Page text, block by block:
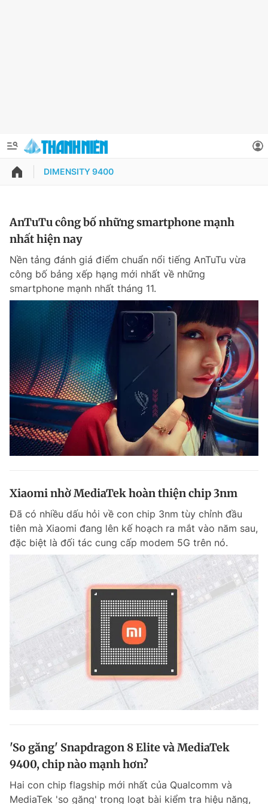
QUẢNG CÁO
Chuyên mục khác
Chào ngày mới Tin 24h
Tin thị trường Tin 360
Video Magazine
Sản phẩm khác
Tiện ích Bạn cần biết
Thông tin tòa soạn Liên hệ quảng cáo
Đọc Thanh Niên trên điện thoại
Theo dõi báo trên
Hotline
0906 645 777
Liên hệ quảng cáo
Tổng biên tập: Nguyễn Ngọc Toàn
Phó tổng biên tập thường trực: Hải Thành
Phó tổng biên tập: Lâm Hiếu Dũng
Phó tổng biên tập: Trần Việt Hưng
Tổng thư ký tòa soạn: Đức Trung
Thông tin tài khoản
Đổi mật khẩu
Tin đã lưu
Tin đã xem
Đăng xuất
DIMENSITY 9400
AnTuTu công bố những smartphone mạnh
nhất hiện nay
Nền tảng đánh giá điểm chuẩn nổi tiếng AnTuTu vừa
công bố bảng xếp hạng mới nhất về những
smartphone mạnh nhất tháng 11.
Xiaomi nhờ MediaTek hoàn thiện chip 3nm
Đã có nhiều dấu hỏi về con chip 3nm tùy chỉnh đầu
tiên mà Xiaomi đang lên kế hoạch ra mắt vào năm sau,
đặc biệt là đối tác cung cấp modem 5G trên nó.
'So găng' Snapdragon 8 Elite và MediaTek
9400, chip nào mạnh hơn?
Hai con chip flagship mới nhất của Qualcomm và
MediaTek 'so găng' trong loạt bài kiểm tra hiệu năng,